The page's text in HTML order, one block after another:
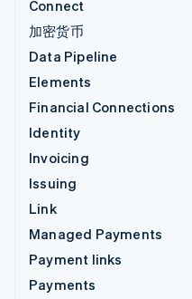
Connect
加密货币
Data Pipeline
Elements
Financial Connections
Identity
Invoicing
Issuing
Link
Managed Payments
Payment links
Payments